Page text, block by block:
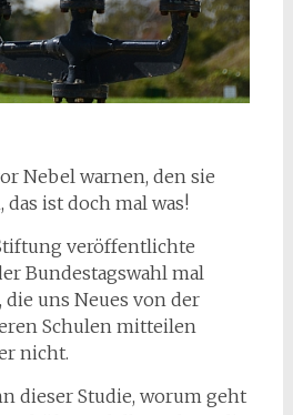
Nebel warnen, den sie
ist doch mal was!
veröffentlichte
Bundestagswahl mal
, die uns Neues von der
Schulen mitteilen
nicht.
dieser Studie, worum geht